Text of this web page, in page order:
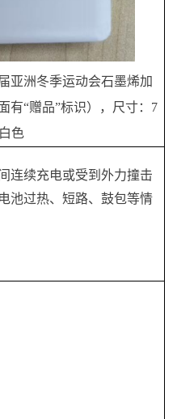
亚洲冬季运动会石墨烯加
有“赠品”标识），尺寸：7
色
连续充电或受到外力撞击
池过热、短路、鼓包等情